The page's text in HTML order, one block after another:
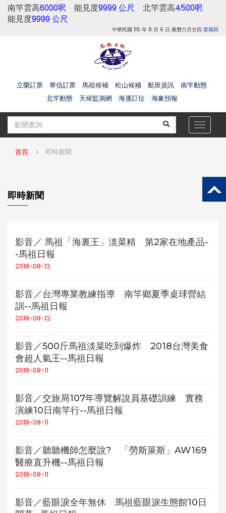
南竿雲高6000呎 能見度9999 公尺 北竿雲高4500呎
能見度9999 公尺
中華民國 115 年 8 月 6 日 農曆六月廿四 星期四
立榮訂票 華信訂票 馬祖候補 松山候補 航班資訊
南竿動態
北竿動態
天候監測網 海運訂位 海象預報
Toggle
首頁 即時新聞
即時新聞
影音／ 馬祖「海裏王」淡菜精 第2家在地產品-
-馬祖日報
2018-08-12
影音／台灣專業教練指導 南竿鄉夏季桌球營結
訓--馬祖日報
2018-08-12
影音／500斤馬祖淡菜吃到爆炸 2018台灣美食
會超人氣王--馬祖日報
2018-08-11
影音／交旅局107年導覽解說員基礎訓練 實務
演練10日南竿行--馬祖日報
2018-08-11
影音／聽聽機師怎麼說? 「勞斯萊斯」AW169
醫療直升機--馬祖日報
2018-08-11
影音／藍眼淚全年無休 馬祖藍眼淚生態館10日